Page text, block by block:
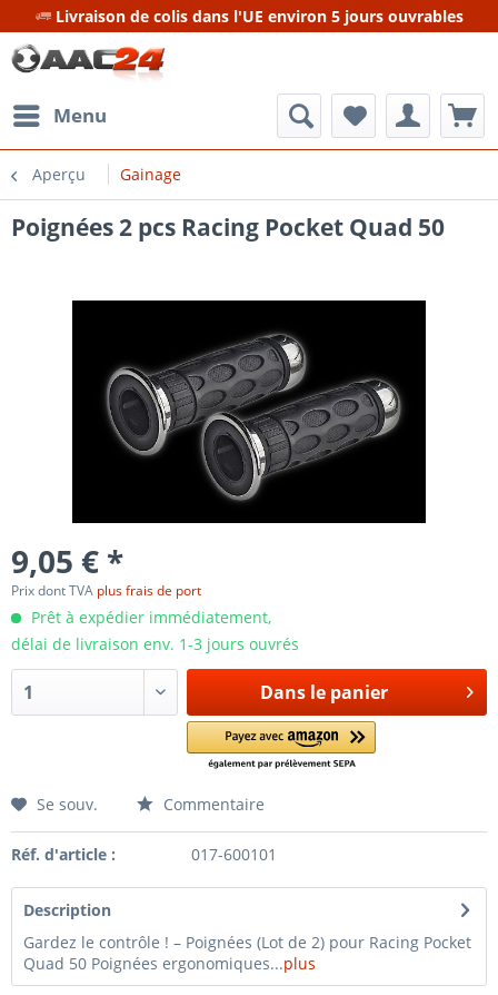
Livraison de colis dans l'UE environ 5 jours ouvrables
Menu
Aperçu Gainage
Poignées 2 pcs Racing Pocket Quad 50
9,05 € *
Prix dont TVA plus frais de port
Prêt à expédier immédiatement,
délai de livraison env. 1-3 jours ouvrés
Dans le panier
Se souv. Commentaire
Réf. d'article : 017-600101
Description
Gardez le contrôle ! – Poignées (Lot de 2) pour Racing Pocket
Quad 50 Poignées ergonomiques...plus